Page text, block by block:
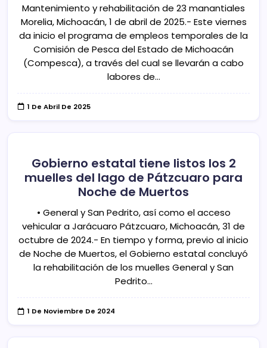
Mantenimiento y rehabilitación de 23 manantiales
Morelia, Michoacán, 1 de abril de 2025.- Este viernes
da inicio el programa de empleos temporales de la
Comisión de Pesca del Estado de Michoacán
(Compesca), a través del cual se llevarán a cabo
labores de…
1 De Abril De 2025
Gobierno estatal tiene listos los 2
muelles del lago de Pátzcuaro para
Noche de Muertos
• General y San Pedrito, así como el acceso
vehicular a Jarácuaro Pátzcuaro, Michoacán, 31 de
octubre de 2024.- En tiempo y forma, previo al inicio
de Noche de Muertos, el Gobierno estatal concluyó
la rehabilitación de los muelles General y San
Pedrito…
1 De Noviembre De 2024